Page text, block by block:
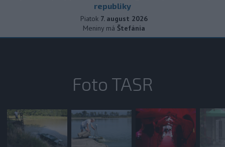
republiky
Piatok 7. august 2026
Meniny má Štefánia
Foto TASR